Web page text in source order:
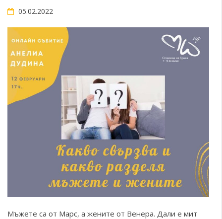
05.02.2022
Мъжете са от Марс, а жените от Венера. Дали е мит